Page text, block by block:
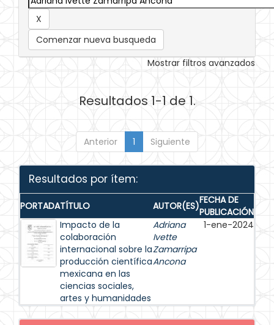
Comenzar nueva busqueda
Mostrar filtros avanzados
Resultados 1-1 de 1.
Anterior 1 Siguiente
Resultados por ítem:
PORTADATÍTULO AUTOR(ES)FECHA DE
PUBLICACIÓN
Impacto de la
colaboración
internacional sobre la
producción científica
mexicana en las
ciencias sociales,
artes y humanidades
Adriana
Ivette
Zamarripa
Ancona
1-ene-2024